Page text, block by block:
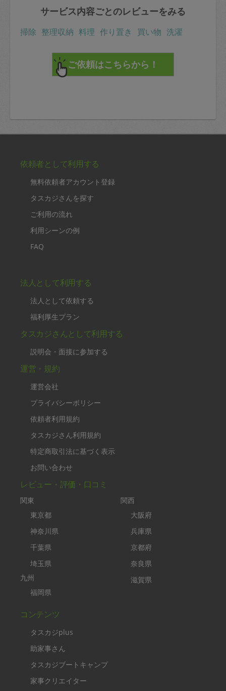
サービス内容ごとのレビューをみる
掃除 整理収納 料理 作り置き 買い物 洗濯
依頼者として利用する
無料依頼者アカウント登録
タスカジさんを探す
ご利用の流れ
利用シーンの例
FAQ
法人として利用する
法人として依頼する
福利厚生プラン
タスカジさんとして利用する
説明会・面接に参加する
運営・規約
運営会社
プライバシーポリシー
依頼者利用規約
タスカジさん利用規約
特定商取引法に基づく表示
お問い合わせ
レビュー・評価・口コミ
関東
東京都
神奈川県
千葉県
埼玉県
九州
福岡県
関西
大阪府
兵庫県
京都府
奈良県
滋賀県
コンテンツ
タスカジplus
助家事さん
タスカジブートキャンプ
家事クリエイター